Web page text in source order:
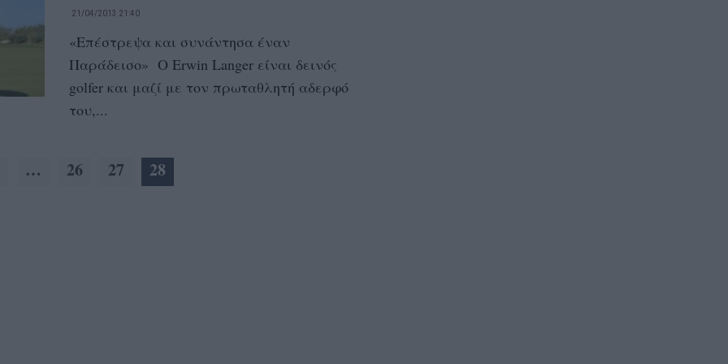
21/04/2013 21:40
«Επέστρεψα και συνάντησα έναν
Παράδεισο» O Erwin Langer είναι δεινός
golfer και μαζί με τον πρωταθλητή αδερφό
του,...
… 26 27 28